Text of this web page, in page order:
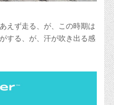
えず走る、が、この時期は
する、が、汗が吹き出る感